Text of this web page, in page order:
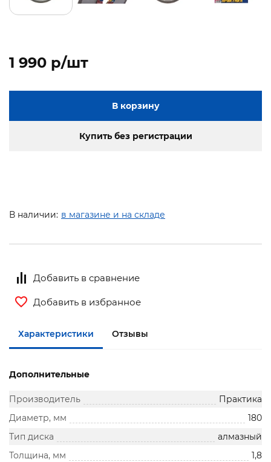
1 990 p/шт
В корзину
Купить без регистрации
В наличии: в магазине и на складе
Добавить в сравнение
Добавить в избранное
Характеристики Отзывы
Дополнительные
Производитель
Практика
Диаметр, мм
180
Тип диска
алмазный
Толщина, мм
1,8